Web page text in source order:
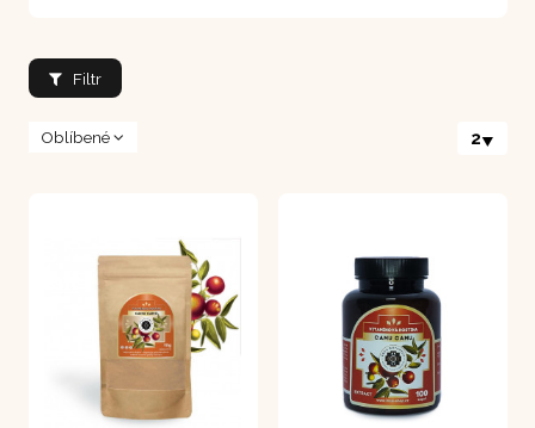
Filtr
Oblíbené 2